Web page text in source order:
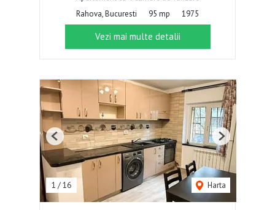
Rahova, Bucuresti
95 mp 1975
Vezi mai multe detalii
1 /16 Harta
Previous Next